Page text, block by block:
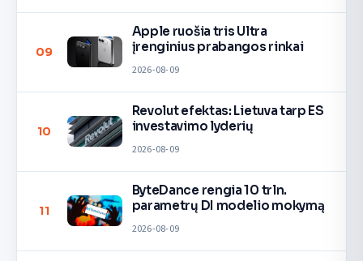
09
Apple ruošia tris Ultra
įrenginius prabangos rinkai
2026-08-09
10
Revolut efektas: Lietuva tarp ES
investavimo lyderių
2026-08-09
11
ByteDance rengia 10 trln.
parametrų DI modelio mokymą
2026-08-09